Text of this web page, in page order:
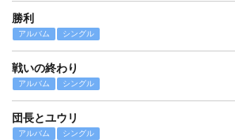
勝利
アルバム シングル
戦いの終わり
アルバム シングル
団長とユウリ
アルバム シングル